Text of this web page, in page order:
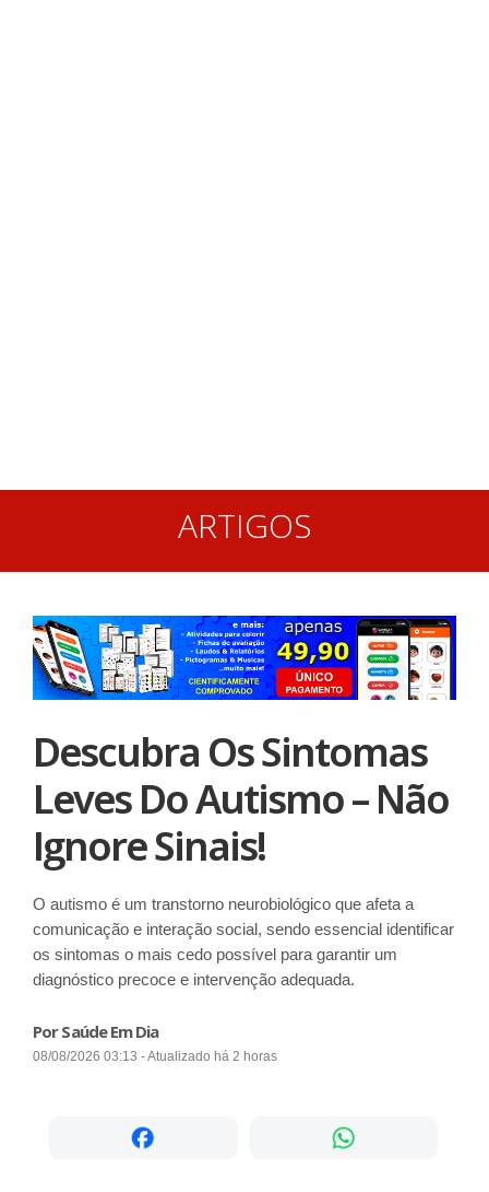
ARTIGOS
Descubra Os Sintomas
Leves Do Autismo – Não
Ignore Sinais!
O autismo é um transtorno neurobiológico que afeta a
comunicação e interação social, sendo essencial identificar
os sintomas o mais cedo possível para garantir um
diagnóstico precoce e intervenção adequada.
Por Saúde Em Dia
08/08/2026 03:13 - Atualizado há 2 horas